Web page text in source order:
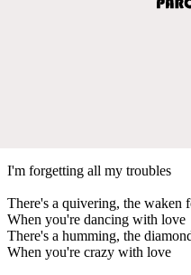
I'm forgetting all my troubles
There's a quivering, the waken
When you're dancing with love
There's a humming, the
When you're crazy with love